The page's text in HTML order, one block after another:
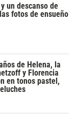
un descanso de
fotos de ensueño
de Helena, la
y Florencia
en tonos pastel,